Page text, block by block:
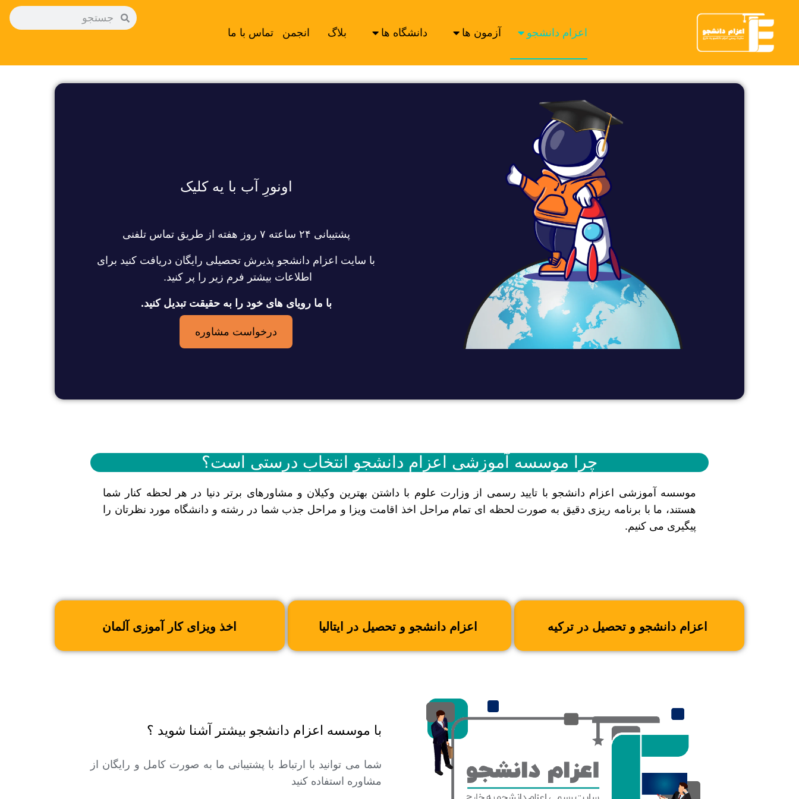
اعزام دانشجو آزمون ها دانشگاه ها بلاگ انجمن تماس با ما
اونورِ آب با یه کلیک
پشتیبانی ۲۴ ساعته ۷ روز هفته از طریق تماس تلفنی
با سایت اعزام دانشجو پذیرش تحصیلی رایگان دریافت کنید برای
اطلاعات بیشتر فرم زیر را پر کنید.
با ما رویای های خود را به حقیقت تبدیل کنید.
درخواست مشاوره
چرا موسسه آموزشی اعزام دانشجو انتخاب درستی است؟
موسسه آموزشی اعزام دانشجو با تایید رسمی از وزارت علوم با داشتن بهترین وکیلان و مشاورهای برتر دنیا در هر لحظه کنار شما
هستند، ما با برنامه ریزی دقیق به صورت لحظه ای تمام مراحل اخذ اقامت ویزا و مراحل جذب شما در رشته و دانشگاه مورد نظرتان را
پیگیری می کنیم.
اعزام دانشجو و تحصیل در ترکیه اعزام دانشجو و تحصیل در ایتالیا اخذ ویزای کار آموزی آلمان
با موسسه اعزام دانشجو بیشتر آشنا شوید ؟
شما می توانید با ارتباط با پشتیبانی ما به صورت کامل و رایگان از
مشاوره استفاده کنید